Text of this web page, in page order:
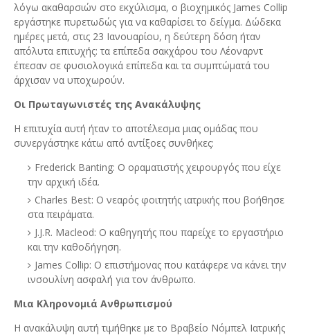
λόγω ακαθαρσιών στο εκχύλισμα, ο βιοχημικός James Collip
εργάστηκε πυρετωδώς για να καθαρίσει το δείγμα. Δώδεκα
ημέρες μετά, στις 23 Ιανουαρίου, η δεύτερη δόση ήταν
απόλυτα επιτυχής: τα επίπεδα σακχάρου του Λέοναρντ
έπεσαν σε φυσιολογικά επίπεδα και τα συμπτώματά του
άρχισαν να υποχωρούν.
Οι Πρωταγωνιστές της Ανακάλυψης
Η επιτυχία αυτή ήταν το αποτέλεσμα μιας ομάδας που
συνεργάστηκε κάτω από αντίξοες συνθήκες:
Frederick Banting: Ο οραματιστής χειρουργός που είχε
την αρχική ιδέα.
Charles Best: Ο νεαρός φοιτητής ιατρικής που βοήθησε
στα πειράματα.
J.J.R. Macleod: Ο καθηγητής που παρείχε το εργαστήριο
και την καθοδήγηση.
James Collip: Ο επιστήμονας που κατάφερε να κάνει την
ινσουλίνη ασφαλή για τον άνθρωπο.
Μια Κληρονομιά Ανθρωπισμού
Η ανακάλυψη αυτή τιμήθηκε με το Βραβείο Νόμπελ Ιατρικής